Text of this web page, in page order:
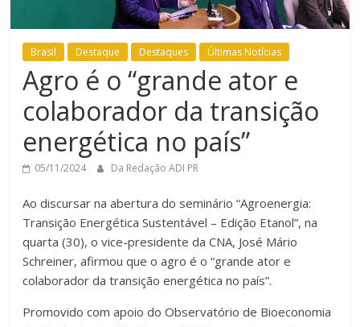
Brasil Destaque Destaques Últimas Notícias
Agro é o “grande ator e
colaborador da transição
energética no país”
05/11/2024 Da Redação ADI PR
Ao discursar na abertura do seminário “Agroenergia:
Transição Energética Sustentável – Edição Etanol”, na
quarta (30), o vice-presidente da CNA, José Mário
Schreiner, afirmou que o agro é o “grande ator e
colaborador da transição energética no país”.
Promovido com apoio do Observatório de Bioeconomia